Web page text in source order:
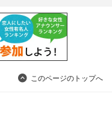
このページのトップへ